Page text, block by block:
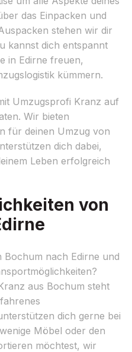
das Einpacken und
stehen wir dir
kannst dich entspannt
in Edirne freuen,
kümmern.
Umzugsprofi Kranz auf
Wir bieten
für deinen Umzug von
dich dabei,
Leben erfolgreich
von
nach Edirne und
aus Bochum steht
dich gerne bei
Möbel oder den
möchtest, wir